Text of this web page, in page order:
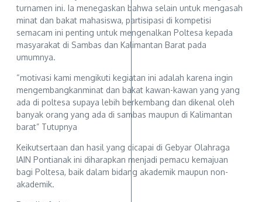
turnamen ini. Ia menegaskan bahwa selain untuk mengasah
minat dan bakat mahasiswa, partisipasi di kompetisi
semacam ini penting untuk mengenalkan Poltesa kepada
masyarakat di Sambas dan Kalimantan Barat pada
umumnya.
“motivasi kami mengikuti kegiatan ini adalah karena ingin
mengembangkanminat dan bakat kawan-kawan yang yang
ada di poltesa supaya lebih berkembang dan dikenal oleh
banyak orang yang ada di sambas maupun di Kalimantan
barat” Tutupnya
Keikutsertaan dan hasil yang dicapai di Gebyar Olahraga
IAIN Pontianak ini diharapkan menjadi pemacu kemajuan
bagi Poltesa, baik dalam bidang akademik maupun non-
akademik.